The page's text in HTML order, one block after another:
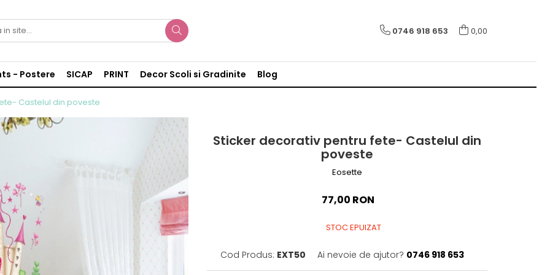
0746 918 653 0,00
- Postere SICAP PRINT Decor Scoli si Gradinite Blog
Castelul din poveste
Sticker decorativ pentru fete- Castelul din
poveste
Eosette
77,00 RON
STOC EPUIZAT
Cod Produs: EXT50 Ai nevoie de ajutor? 0746 918 653